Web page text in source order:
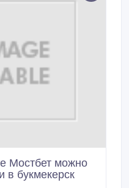
Мостбет можно
в букмекерск